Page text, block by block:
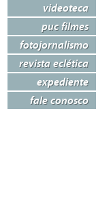
videoteca
puc filmes
fotojornalismo
revista eclética
expediente
fale conosco